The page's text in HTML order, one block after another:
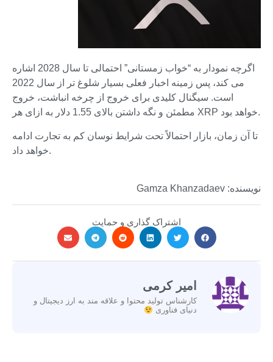
اگرچه نمودار به “خواب زمستانی” احتمالی تا سال 2028 اشاره
می کند، پس زمینه اخبار فعلی بسیار شلوغ تر از سال 2022
است. سیگنال کلیدی برای خروج از چرخه انباشت، خروج
مطمئن و نگه داشتن بالای 1.55 دلار به ازای هر XRP خواهد بود.
تا آن زمان، بازار احتمالاً تحت شرایط نوسان کم به تجارت ادامه
خواهد داد.
نویسنده: Gamza Khanzadaev
اشتراک گذاری و حمایت
امیر کرمی
کارشناس تولید محتوا و علاقه مند به ارز دیجیتال و
دنیای فناوری